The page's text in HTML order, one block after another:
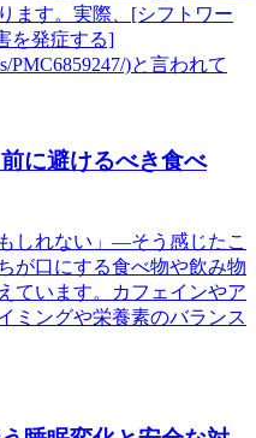
ます。実際、[シフトワー
を発症する]
PMC6859247/)と言われて
に避けるべき食べ
しれない」—そう感じたこ
が口にする食べ物や飲み物
ています。カフェインやア
ミングや栄養素のバランス